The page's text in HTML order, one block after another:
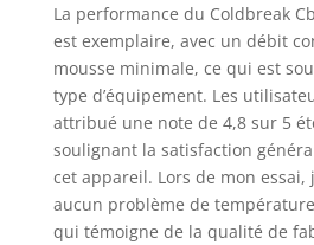
La performance du Coldbreak
est exemplaire, avec un débit
mousse minimale, ce qui est
type d’équipement. Les
attribué une note de 4,8 sur 5
soulignant la satisfaction
cet appareil. Lors de mon essai,
aucun problème de
qui témoigne de la qualité de